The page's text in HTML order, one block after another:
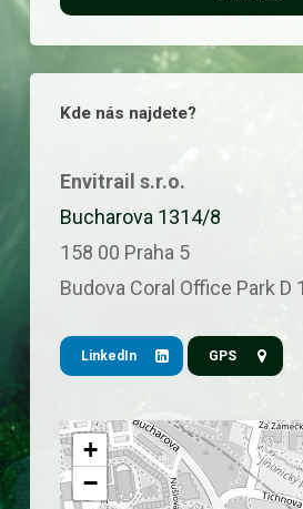
a
i
E
m
a
i
l
*
Kde nás najdete?
Envitrail s.r.o.
Bucharova 1314/8
158 00 Praha 5
Budova Coral Office Park D
LinkedIn GPS
+
−